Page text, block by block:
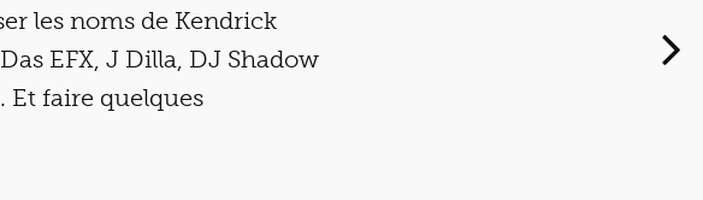
les noms de Kendrick
EFX, J Dilla, DJ Shadow
Et faire quelques